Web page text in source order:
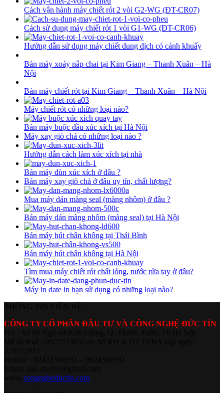
Cách vận hành máy chiết rót 2 vòi G2-WG (ĐT-CR07)
Cách sử dụng máy chiết rót 1 vòi G1-WG (ĐT-CR06)
Hướng dẫn sử dụng máy chiết dung dịch có cánh khuấy
Bán máy xoáy nắp chai tại Kim Giang – Thanh Xuân – Hà
Nội
Bán máy chiết rót tại Kim Giang – Thanh Xuân – Hà Nội
Máy chiết rót có những loại nào?
Bán máy buộc đầu xúc xích tại Hà Nội
Máy xay giò chả có những loại nào ?
Hướng dẫn cách làm xúc xích tại nhà
Bán máy đùn xúc xích ở đâu ?
Bán máy xay giò chả ở đâu uy tín, chất lượng?
Mua máy dán màng seal (màng nhôm) ở đâu ?
Bán máy dán màng nhôm (màng seal) tại Hà Nội
Bán máy hút chân không tại Thái Bình
Bán máy hút chân không tại Hà Nội
Tìm mua máy chiết rót chất lỏng, nước rửa tay ở đâu?
Máy in date in hạn sử dụng có những loại nào?
CÔNG TY CỔ PHẦN ĐẦU TƯ VÀ CÔNG NGHỆ ĐỨC TÍN
congngheductin.com